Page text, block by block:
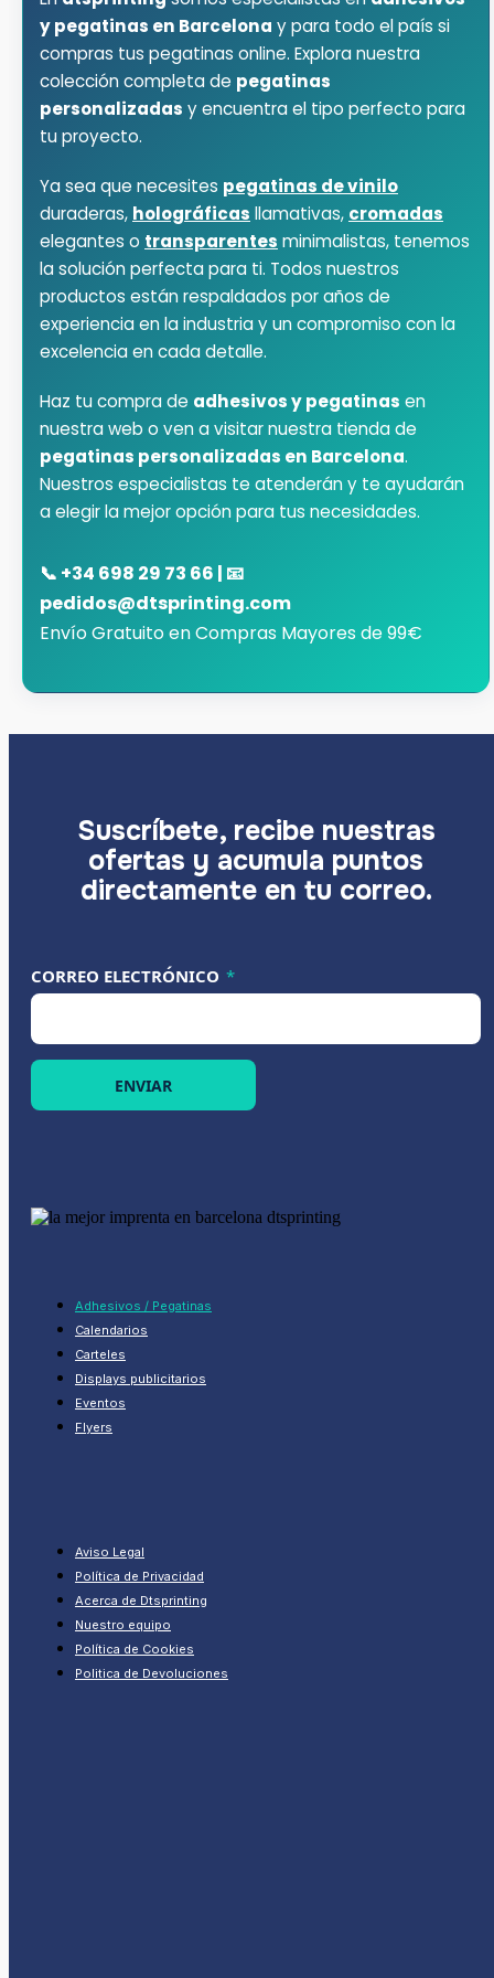
y pegatinas en Barcelona y para todo el país si
compras tus pegatinas online. Explora nuestra
colección completa de pegatinas
personalizadas y encuentra el tipo perfecto para
tu proyecto.
Ya sea que necesites pegatinas de vinilo
duraderas, holográficas llamativas, cromadas
elegantes o transparentes minimalistas, tenemos
la solución perfecta para ti. Todos nuestros
productos están respaldados por años de
experiencia en la industria y un compromiso con la
excelencia en cada detalle.
Haz tu compra de adhesivos y pegatinas en
nuestra web o ven a visitar nuestra tienda de
pegatinas personalizadas en Barcelona.
Nuestros especialistas te atenderán y te ayudarán
a elegir la mejor opción para tus necesidades.
📞 +34 698 29 73 66 | 📧
pedidos@dtsprinting.com
Envío Gratuito en Compras Mayores de 99€
Suscríbete, recibe nuestras
ofertas y acumula puntos
directamente en tu correo.
CORREO ELECTRÓNICO ELECTRÓNICO
CORREO ELECTRÓNICO *
ENVIAR
Adhesivos / Pegatinas
Calendarios
Carteles
Displays publicitarios
Eventos
Flyers
Aviso Legal
Política de Privacidad
Acerca de Dtsprinting
Nuestro equipo
Política de Cookies
Politica de Devoluciones